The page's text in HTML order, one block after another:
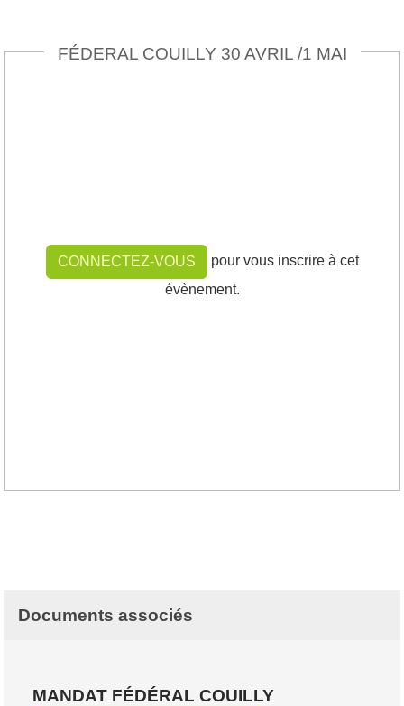
FÉDERAL COUILLY 30 AVRIL /1 MAI
CONNECTEZ-VOUS
pour vous inscrire à cet
évènement.
Documents associés
MANDAT FÉDÉRAL COUILLY